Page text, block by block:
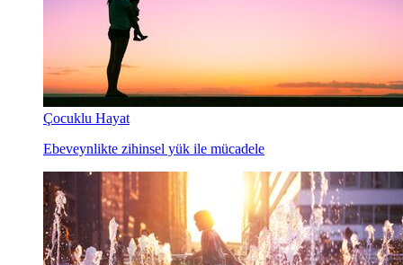
Çocuklu Hayat
Ebeveynlikte zihinsel yük ile mücadele